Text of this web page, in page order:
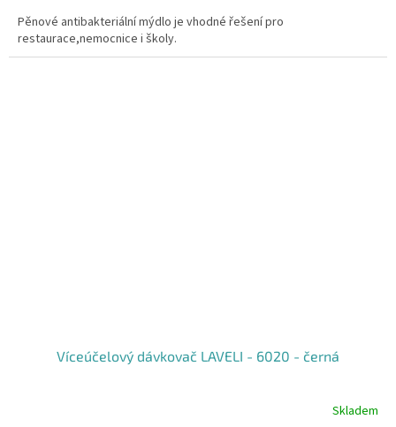
z
5
hvězdiček.
Pěnové antibakteriální mýdlo je vhodné řešení pro
restaurace,nemocnice i školy.
Víceúčelový dávkovač LAVELI - 6020 - černá
Skladem